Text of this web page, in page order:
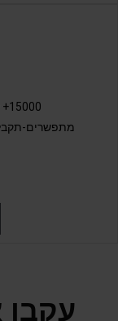
מתפשרים-
עקבו